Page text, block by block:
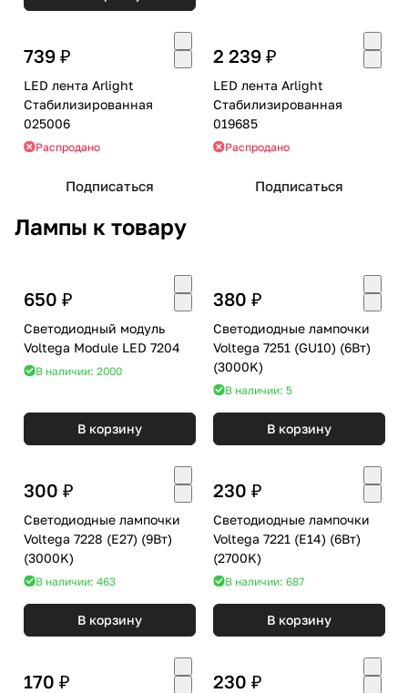
739 ₽
LED лента Arlight
Стабилизированная
025006
Распродано
Подписаться
2 239 ₽
LED лента Arlight
Стабилизированная
019685
Распродано
Подписаться
Лампы к товару
650 ₽
Светодиодный модуль
Voltega Module LED 7204
В наличии: 2000
В корзину
380 ₽
Светодиодные лампочки
Voltega 7251 (GU10) (6Вт)
(3000K)
В наличии: 5
В корзину
300 ₽
Светодиодные лампочки
Voltega 7228 (E27) (9Вт)
(3000K)
В наличии: 463
В корзину
230 ₽
Светодиодные лампочки
Voltega 7221 (E14) (6Вт)
(2700K)
В наличии: 687
В корзину
170 ₽ 230 ₽